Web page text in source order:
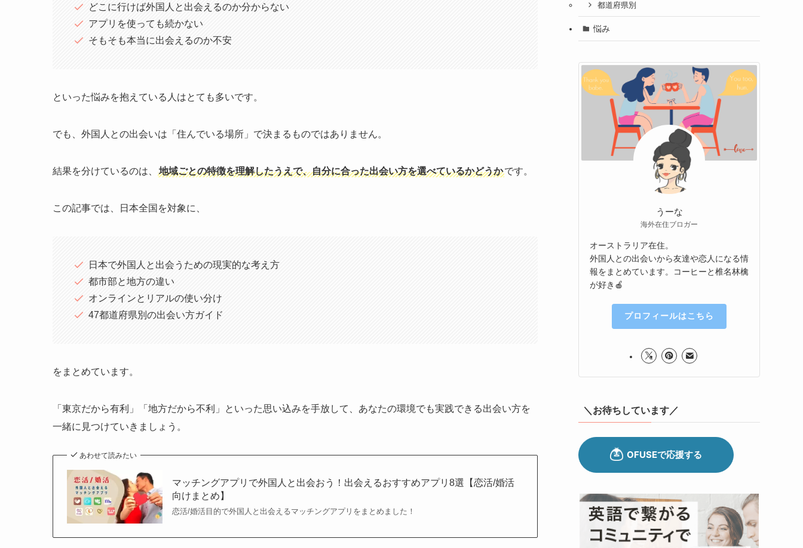
どこに行けば外国人と出会えるのか分からない
アプリを使っても続かない
そもそも本当に出会えるのか不安
といった悩みを抱えている人はとても多いです。
でも、外国人との出会いは「住んでいる場所」で決まるものではありません。
結果を分けているのは、 地域ごとの特徴を理解したうえで、自分に合った出会い方を選べているかどうかです。
この記事では、日本全国を対象に、
日本で外国人と出会うための現実的な考え方
都市部と地方の違い
オンラインとリアルの使い分け
47都道府県別の出会い方ガイド
をまとめています。
「東京だから有利」「地方だから不利」といった思い込みを手放して、あなたの環境でも実践できる出会い方を
一緒に見つけていきましょう。
あわせて読みたい
マッチングアプリで外国人と出会おう！出会えるおすすめアプリ8選【恋活/婚活
向けまとめ】
恋活/婚活目的で外国人と出会えるマッチングアプリをまとめました！
都道府県別
悩み
うーな
海外在住ブロガー
オーストラリア在住。
外国人との出会いから友達や恋人になる情
報をまとめています。コーヒーと椎名林檎
が好き🍎
プロフィールはこちら
＼お待ちしています／